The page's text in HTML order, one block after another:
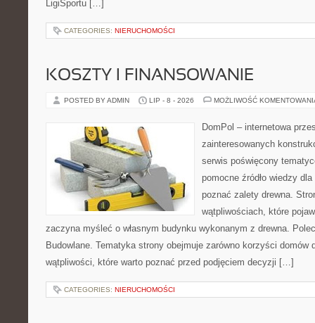
LigiSportu […]
CATEGORIES: NIERUCHOMOŚCI
KOSZTY I FINANSOWANIE
POSTED BY ADMIN LIP - 8 - 2026 MOŻLIWOŚĆ
DomPol – internetowa
zainteresowanych
serwis poświęcony
pomocne źródło wiedzy
poznać zalety drewna.
wątpliwościach, które
zaczyna myśleć o własnym budynku wykonanym z drewna.
Budowlane. Tematyka strony obejmuje zarówno korzyści domów
wątpliwości, które warto poznać przed podjęciem decyzji […]
CATEGORIES: NIERUCHOMOŚCI